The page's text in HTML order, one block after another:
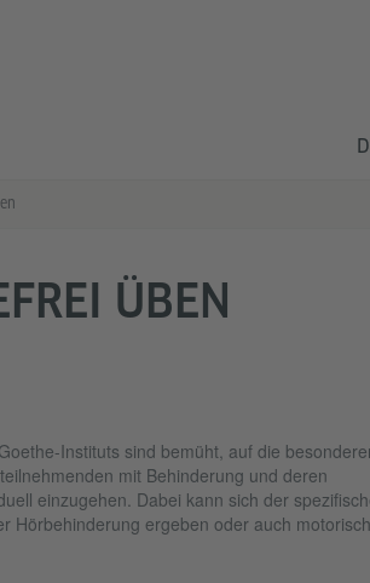
ÜBEN
Instituts sind bemüht, auf die
mit Behinderung und deren
einzugehen. Dabei kann sich der
Hörbehinderung ergeben oder auch motorisch